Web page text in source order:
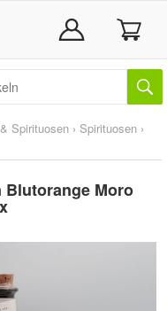
Spirituosen › Spirituosen ›
Moro